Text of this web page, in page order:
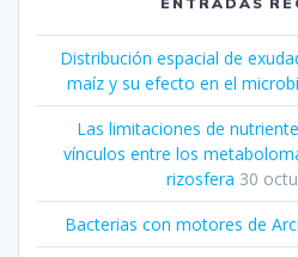
Distribución espacial de
maíz y su efecto en el
Las limitaciones de
vínculos entre los
rizosfera 30
Bacterias con motores de